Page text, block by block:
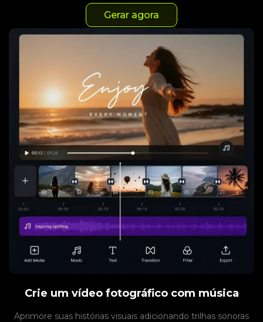
Gerar agora
Crie um vídeo fotográfico com música
Aprimore suas histórias visuais adicionando trilhas sonoras